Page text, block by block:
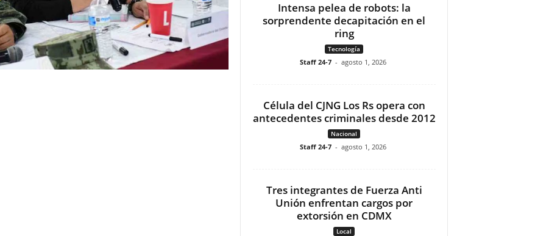
Intensa pelea de robots: la
sorprendente decapitación en el
ring
Tecnología
Staff 24-7 - agosto 1, 2026
Célula del CJNG Los Rs opera con
antecedentes criminales desde 2012
Nacional
Staff 24-7 - agosto 1, 2026
Tres integrantes de Fuerza Anti
Unión enfrentan cargos por
extorsión en CDMX
Local